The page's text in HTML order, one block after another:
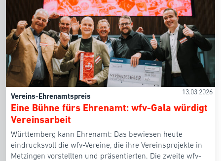
13.03.2026
Vereins-Ehrenamtspreis
Eine Bühne fürs Ehrenamt: wfv-Gala würdigt
Vereinsarbeit
Württemberg kann Ehrenamt: Das bewiesen heute
eindrucksvoll die wfv-Vereine, die ihre Vereinsprojekte in
Metzingen vorstellten und präsentierten. Die zweite wfv-